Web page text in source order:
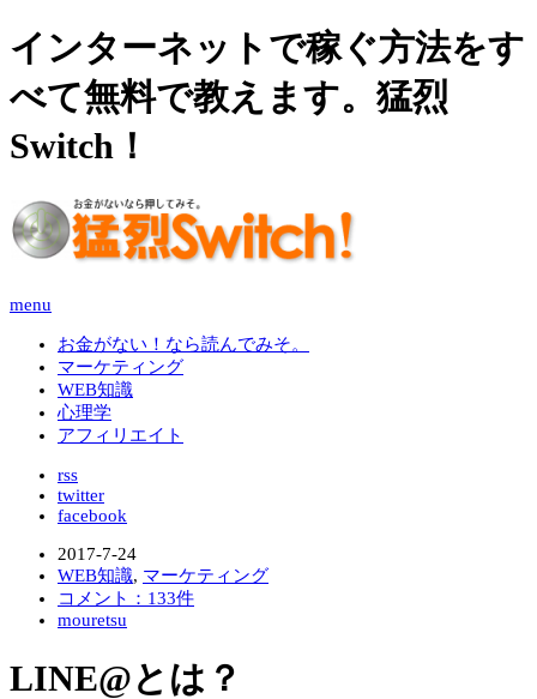
インターネットで稼ぐ方法をす
べて無料で教えます。猛烈
Switch！
menu
お金がない！なら読んでみそ。
マーケティング
WEB知識
心理学
アフィリエイト
rss
twitter
facebook
2017-7-24
WEB知識, マーケティング
コメント：133件
mouretsu
LINE@とは？